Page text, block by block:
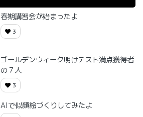
春期講習会が始まったよ
3
ゴールデンウィーク明けテスト満点獲得者
の７人
3
AIで似顔絵づくりしてみたよ